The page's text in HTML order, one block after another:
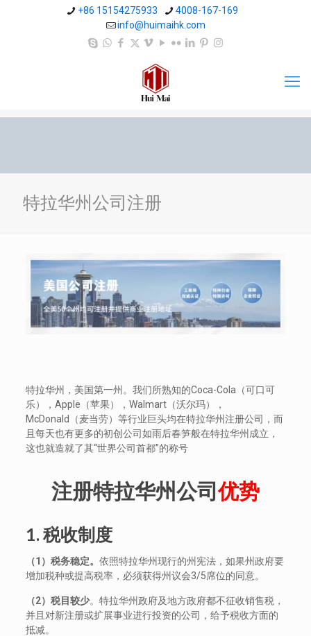
+86 15154275933
4008-167-169
info@huimaihk.com
特拉华州公司注册
特拉华州，美国第一州。我们所熟知的Coca-Cola（可口可
乐），Apple（苹果），Walmart（沃尔玛），
McDonald（麦当劳）等行业巨头均在特拉华州注册公司，而
且每天也有更多的初创公司如雨后春笋般在特拉华州成立，
这也就造就了其“世界公司首都”的称号
注册特拉华州公司优势
1. 税收制度
（1）税务稳定。 依照特拉华州现行的州宪法，如果州政府要
增加税种或提高税率，必须获得州议会3/5席位的同意。
（2）税目较少。特拉华州政府及地方政府都不征收销售税，
并且对新注册或扩展事业进行投资的公司，给予税收方面的
抵减。